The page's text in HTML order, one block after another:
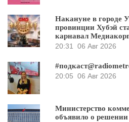
Накануне в городе
провинции Хубэй
карнавал
20:31
06 Авг 2026
20:05 06 Авг 2026
Министерство
объявило о